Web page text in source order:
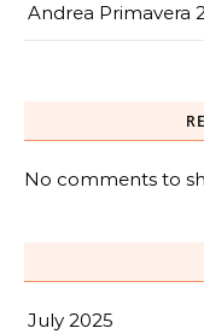
Andrea Primavera
No comments to
July 2025